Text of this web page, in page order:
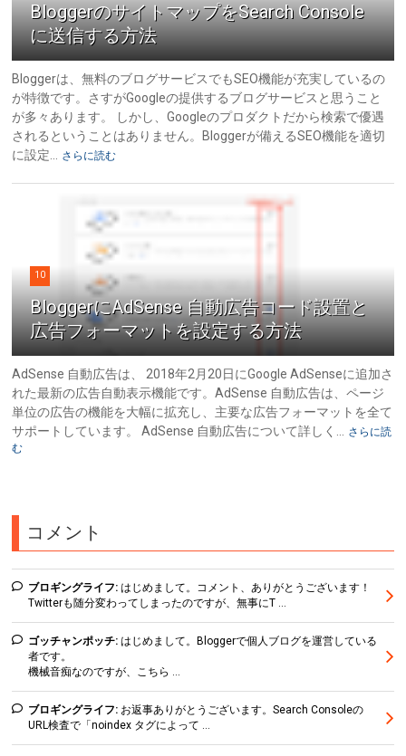
BloggerのサイトマップをSearch Console
に送信する方法
Bloggerは、無料のブログサービスでもSEO機能が充実しているの
が特徴です。さすがGoogleの提供するブログサービスと思うこと
が多々あります。 しかし、Googleのプロダクトだから検索で優遇
されるということはありません。Bloggerが備えるSEO機能を適切
に設定...
さらに読む
10
BloggerにAdSense 自動広告コード設置と
広告フォーマットを設定する方法
AdSense 自動広告は、 2018年2月20日にGoogle AdSenseに追加さ
れた最新の広告自動表示機能です。AdSense 自動広告は、ページ
単位の広告の機能を大幅に拡充し、主要な広告フォーマットを全て
サポートしています。 AdSense 自動広告について詳しく...
さらに読
む
コメント
ブロギングライフ: はじめまして。コメント、ありがとうございます！
Twitterも随分変わってしまったのですが、無事にT ...
ゴッチャンポッチ: はじめまして。Bloggerで個人ブログを運営している
者です。
機械音痴なのですが、こちら ...
ブロギングライフ: お返事ありがとうございます。Search Consoleの
URL検査で「noindex タグによって ...